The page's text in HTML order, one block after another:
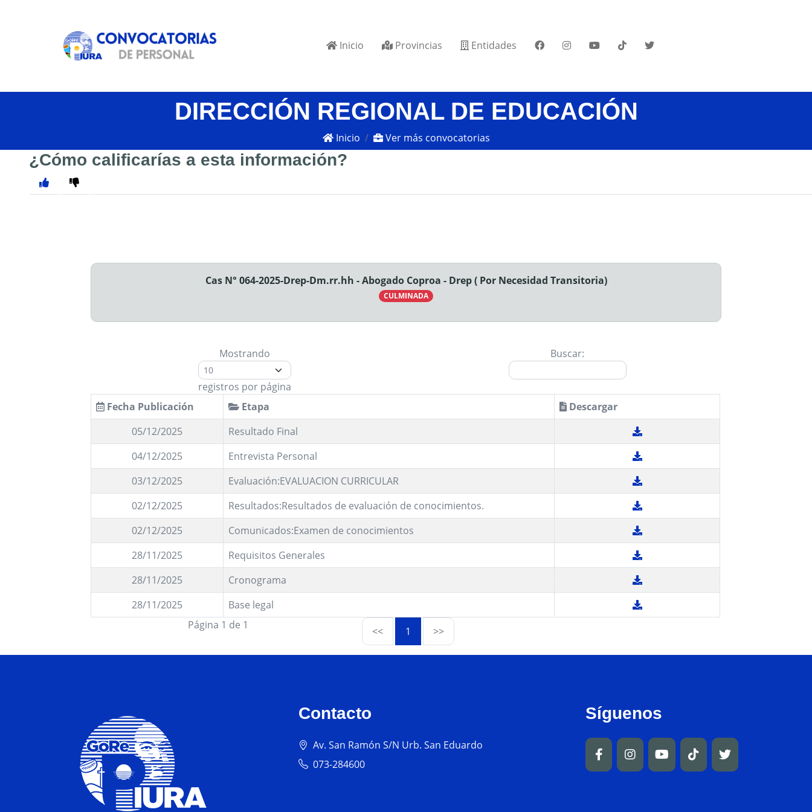
Inicio Provincias Entidades
DIRECCIÓN REGIONAL DE EDUCACIÓN
Inicio Ver más convocatorias
¿Cómo calificarías a esta información?
Cas N° 064-2025-Drep-Dm.rr.hh - Abogado Coproa - Drep ( Por Necesidad Transitoria)
CULMINADA
Mostrando
registros por página
Buscar:
Fecha Publicación Etapa
Descargar
05/12/2025
Resultado Final
04/12/2025
Entrevista Personal
03/12/2025
Evaluación:EVALUACION CURRICULAR
02/12/2025
Resultados:Resultados de evaluación de conocimientos.
02/12/2025
Comunicados:Examen de conocimientos
28/11/2025
Requisitos Generales
28/11/2025
Cronograma
28/11/2025
Base legal
Página 1 de 1
<< 1 >>
Contacto
Av. San Ramón S/N Urb. San Eduardo
073-284600
Síguenos